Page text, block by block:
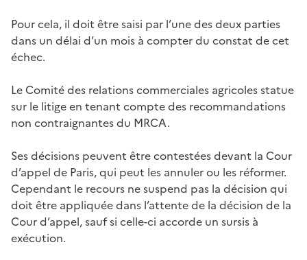
Pour cela, il doit être saisi par l’une des deux parties
dans un délai d’un mois à compter du constat de cet
échec.
Le Comité des relations commerciales agricoles statue
sur le litige en tenant compte des recommandations
non contraignantes du MRCA.
Ses décisions peuvent être contestées devant la Cour
d’appel de Paris, qui peut les annuler ou les réformer.
Cependant le recours ne suspend pas la décision qui
doit être appliquée dans l’attente de la décision de la
Cour d’appel, sauf si celle-ci accorde un sursis à
exécution.